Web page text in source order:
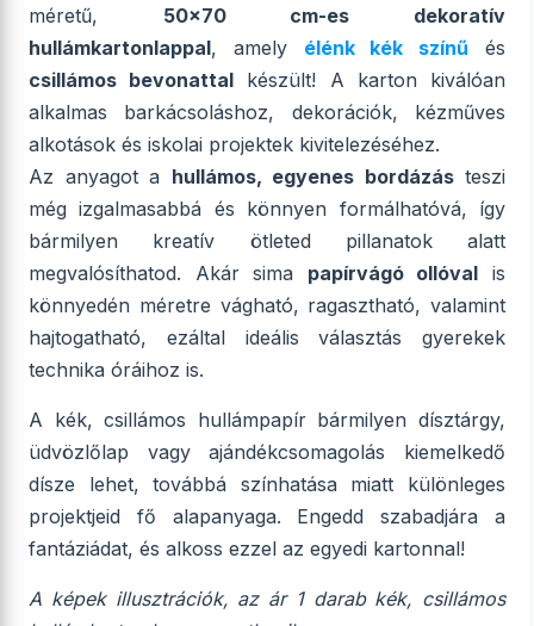
méretű, 50x70 cm-es dekoratív
hullámkartonlappal, amely élénk kék színű és
csillámos bevonattal készült! A karton kiválóan
alkalmas barkácsoláshoz, dekorációk, kézműves
alkotások és iskolai projektek kivitelezéséhez.
Az anyagot a hullámos, egyenes bordázásteszi
még izgalmasabbá és könnyen formálhatóvá, így
bármilyen kreatív ötleted pillanatok alatt
megvalósíthatod. Akár sima papírvágó ollóval is
könnyedén méretre vágható, ragasztható, valamint
hajtogatható, ezáltal ideális választás gyerekek
technika óráihoz is.
A kék, csillámos hullámpapír bármilyen dísztárgy,
üdvözlőlap vagy ajándékcsomagolás kiemelkedő
dísze lehet, továbbá színhatása miatt különleges
projektjeid fő alapanyaga. Engedd szabadjára a
fantáziádat, és alkoss ezzel az egyedi kartonnal!
A képek illusztrációk, az ár 1 darab kék, csillámos